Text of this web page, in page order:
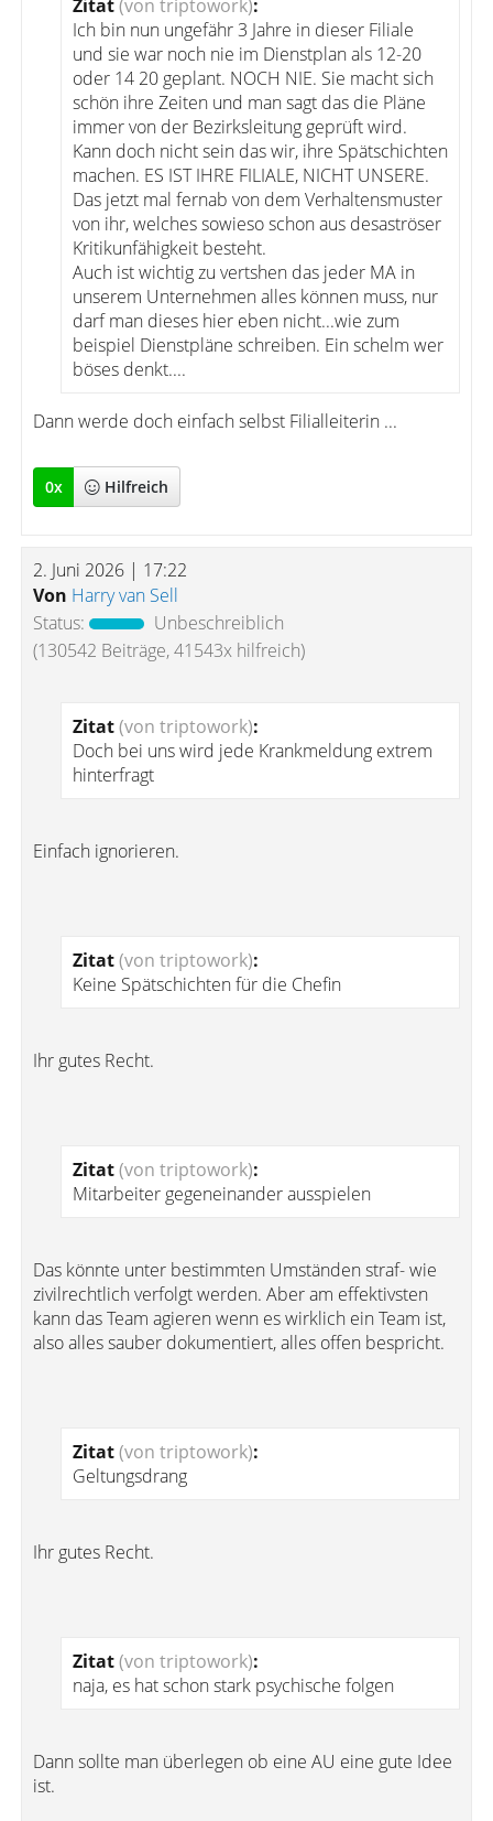
Zitat(von triptowork):
Ich bin nun ungefähr 3 Jahre in dieser Filiale
und sie war noch nie im Dienstplan als 12-20
oder 14 20 geplant. NOCH NIE. Sie macht sich
schön ihre Zeiten und man sagt das die Pläne
immer von der Bezirksleitung geprüft wird.
Kann doch nicht sein das wir, ihre Spätschichten
machen. ES IST IHRE FILIALE, NICHT UNSERE.
Das jetzt mal fernab von dem Verhaltensmuster
von ihr, welches sowieso schon aus desaströser
Kritikunfähigkeit besteht.
Auch ist wichtig zu vertshen das jeder MA in
unserem Unternehmen alles können muss, nur
darf man dieses hier eben nicht...wie zum
beispiel Dienstpläne schreiben. Ein schelm wer
böses denkt....
Dann werde doch einfach selbst Filialleiterin ...
0x Hilfreich
2. Juni 2026 | 17:22
Von Harry van Sell
Status:
Unbeschreiblich
(130542 Beiträge, 41543x hilfreich)
Zitat(von triptowork):
Doch bei uns wird jede Krankmeldung extrem
hinterfragt
Einfach ignorieren.
Zitat(von triptowork):
Keine Spätschichten für die Chefin
Ihr gutes Recht.
Zitat(von triptowork):
Mitarbeiter gegeneinander ausspielen
Das könnte unter bestimmten Umständen straf- wie
zivilrechtlich verfolgt werden. Aber am effektivsten
kann das Team agieren wenn es wirklich ein Team ist,
also alles sauber dokumentiert, alles offen bespricht.
Zitat(von triptowork):
Geltungsdrang
Ihr gutes Recht.
Zitat(von triptowork):
naja, es hat schon stark psychische folgen
Dann sollte man überlegen ob eine AU eine gute Idee
ist.